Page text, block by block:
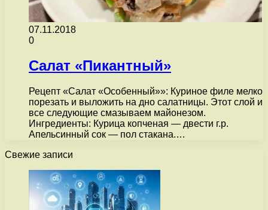
07.11.2018
0
Салат «Пикантный»
Рецепт «Салат «Особенный»»: Куриное филе мелко
порезать и выложить на дно салатницы. Этот слой и
все следующие смазываем майонезом.
Ингредиенты: Курица копченая — двести г.р.
Апельсинный сок — пол стакана.…
Свежие записи